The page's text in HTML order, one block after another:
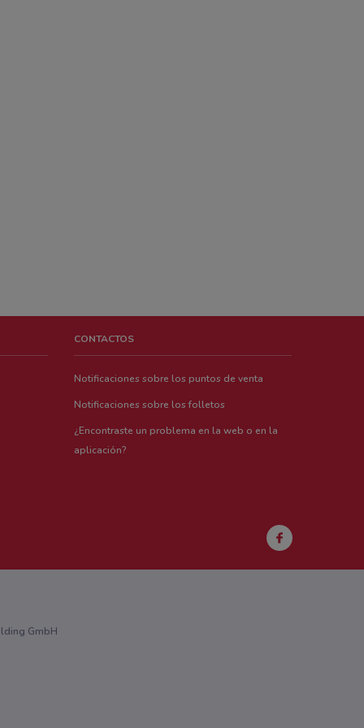
CONTACTOS
Notificaciones sobre los puntos de venta
Notificaciones sobre los folletos
¿Encontraste un problema en la web o en la
aplicación?
GmbH